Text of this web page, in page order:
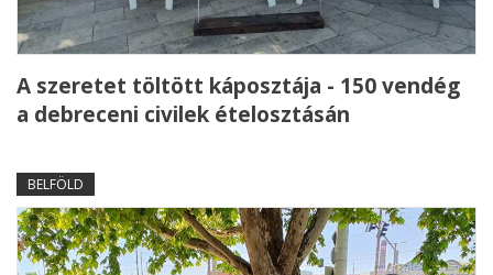
A szeretet töltött káposztája - 150 vendég
a debreceni civilek ételosztásán
BELFÖLD